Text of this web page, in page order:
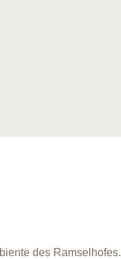
des Ramselhofes.